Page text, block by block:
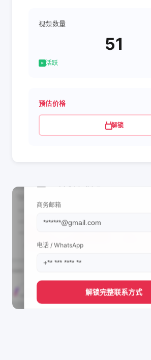
视频数量
51
活跃
预估价格
解锁
商务邮箱
电话 / WhatsApp
解锁完整联系方式